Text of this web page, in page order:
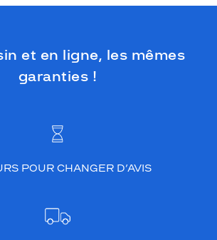
et en ligne, les mêmes
garanties !
POUR CHANGER D’AVIS